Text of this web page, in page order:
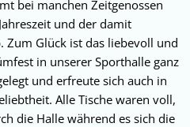
bei manchen Zeitgenossen
und der damit
Zum Glück ist das liebevoll und
in unserer Sporthalle ganz
und erfreute sich auch in
Alle Tische waren voll,
die Halle während es sich die